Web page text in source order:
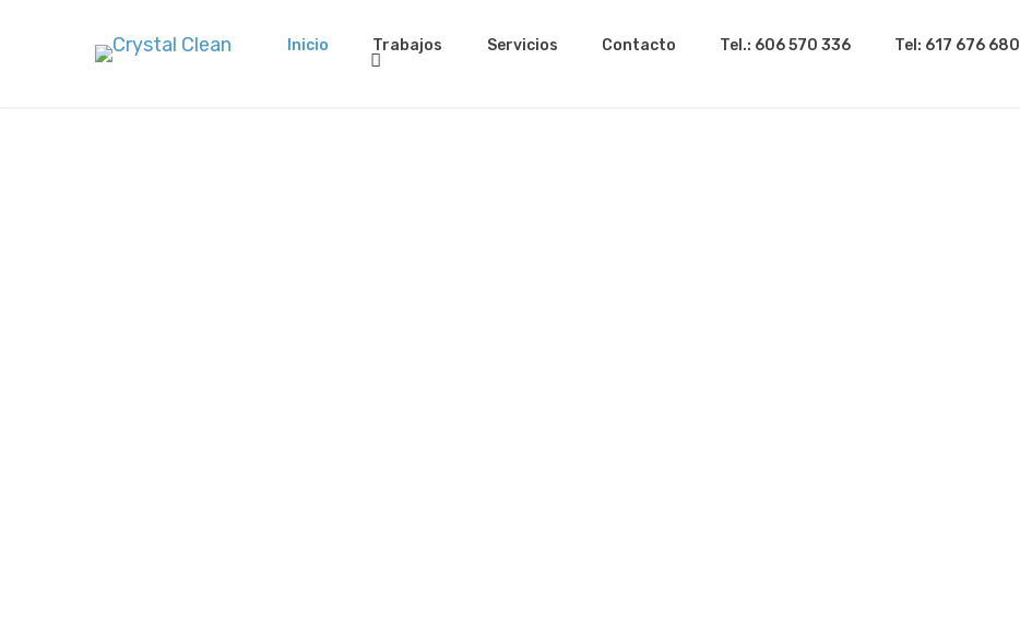
Inicio Trabajos Servicios Contacto Tel.: 606 570 336 Tel: 617 676 680